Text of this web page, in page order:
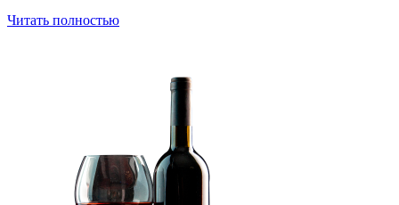
Читать полностью